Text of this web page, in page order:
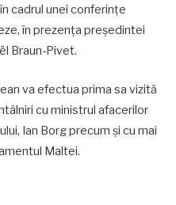
cadrul unei conferințe
în prezența președintei
Braun-Pivet.
va efectua prima sa vizită
cu ministrul afacerilor
Ian Borg precum și cu mai
Maltei.